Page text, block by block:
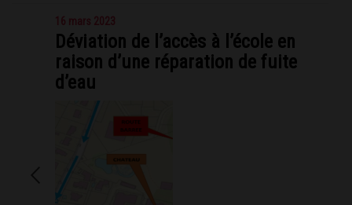
16 mars 2023
Déviation de l’accès à l’école en
raison d’une réparation de fuite
d’eau